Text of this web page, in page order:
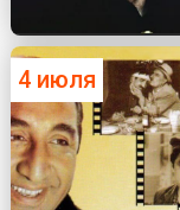
4 июля